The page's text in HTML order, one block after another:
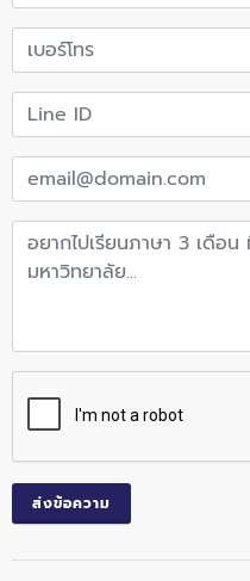
ส่งข้อความ